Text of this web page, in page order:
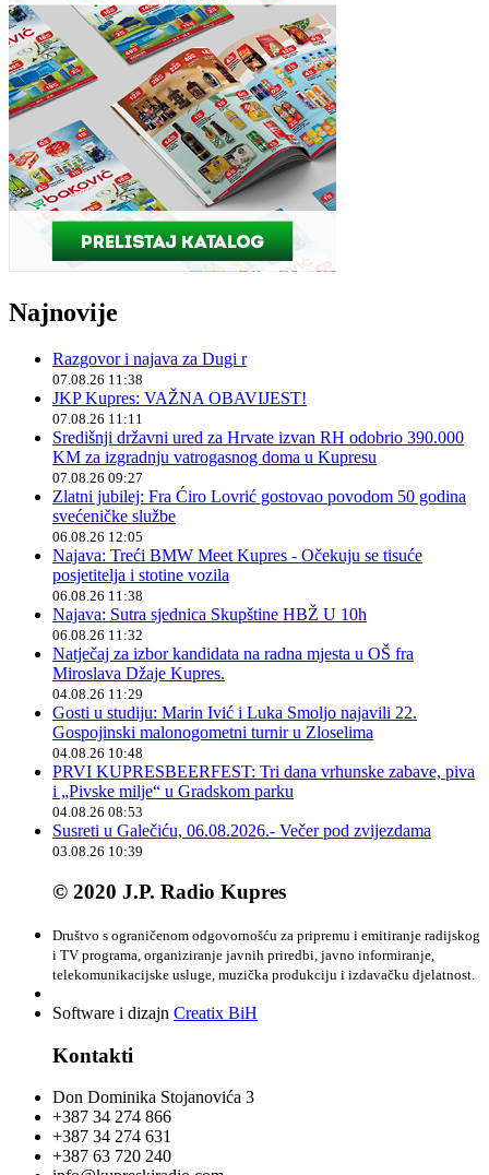
Najnovije
Razgovor i najava za Dugi r
07.08.26 11:38
JKP Kupres: VAŽNA OBAVIJEST!
07.08.26 11:11
Središnji državni ured za Hrvate izvan RH odobrio 390.000
KM za izgradnju vatrogasnog doma u Kupresu
07.08.26 09:27
Zlatni jubilej: Fra Ćiro Lovrić gostovao povodom 50 godina
svećeničke službe
06.08.26 12:05
Najava: Treći BMW Meet Kupres - Očekuju se tisuće
posjetitelja i stotine vozila
06.08.26 11:38
Najava: Sutra sjednica Skupštine HBŽ U 10h
06.08.26 11:32
Natječaj za izbor kandidata na radna mjesta u OŠ fra
Miroslava Džaje Kupres.
04.08.26 11:29
Gosti u studiju: Marin Ivić i Luka Smoljo najavili 22.
Gospojinski malonogometni turnir u Zloselima
04.08.26 10:48
PRVI KUPRESBEERFEST: Tri dana vrhunske zabave, piva
i „Pivske milje“ u Gradskom parku
04.08.26 08:53
Susreti u Galečiću, 06.08.2026.- Večer pod zvijezdama
03.08.26 10:39
© 2020 J.P. Radio Kupres
Društvo s ograničenom odgovornošću za pripremu i emitiranje radijskog
i TV programa, organiziranje javnih priredbi, javno informiranje,
telekomunikacijske usluge, muzička produkciju i izdavačku djelatnost.
Software i dizajn Creatix BiH
Kontakti
Don Dominika Stojanovića 3
+387 34 274 866
+387 34 274 631
+387 63 720 240